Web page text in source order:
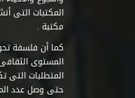
مكتبة .
كما أن فلسفة
المستوى
حتى وصل عدد